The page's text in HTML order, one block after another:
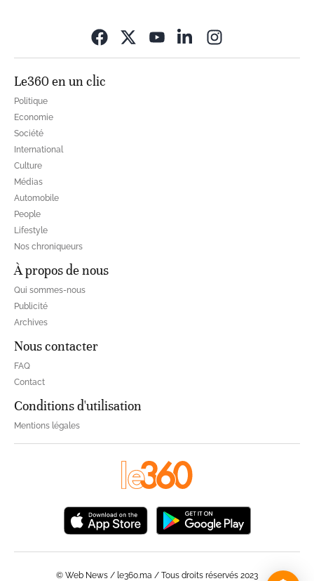
Le360 en un clic
Politique
Economie
Société
International
Culture
Médias
Automobile
People
Lifestyle
Nos chroniqueurs
À propos de nous
Qui sommes-nous
Publicité
Archives
Nous contacter
FAQ
Contact
Conditions d'utilisation
Mentions légales
© Web News / le360.ma / Tous droits réservés 2023